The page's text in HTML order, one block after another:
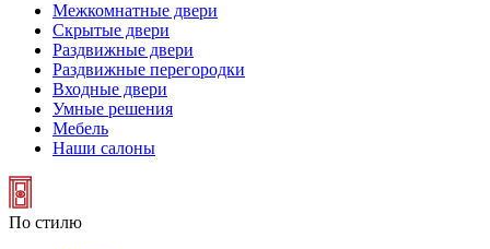
Межкомнатные двери
Скрытые двери
Раздвижные двери
Раздвижные перегородки
Входные двери
Умные решения
Мебель
Наши салоны
По стилю